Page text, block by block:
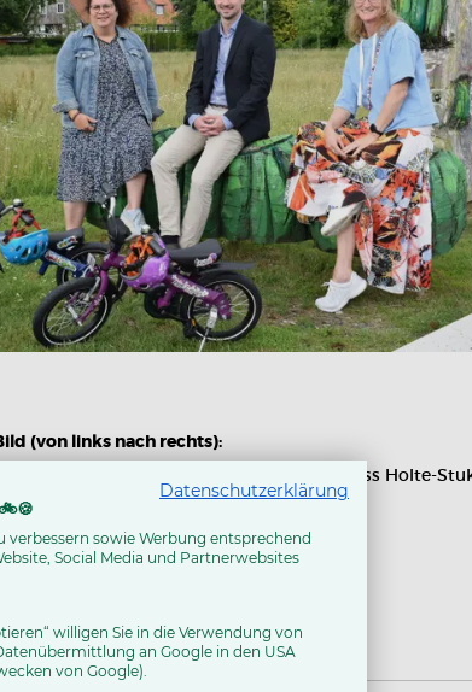
(von links nach rechts):
| Fachbereichsleiterin Soziales Stadt Schloss Holte-
Geschäftsführer
Soziales Stadt Verl
Datenschutzerklärung
verbessern sowie Werbung entsprechend
Social Media und Partnerwebsites
willigen Sie in die Verwendung von
an Google in den USA
von Google).